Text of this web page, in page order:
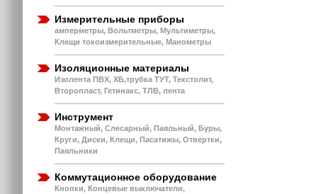
Измерительные приборы
амперметры, Вольтметры, Мультиметры,
Клещи токоизмерительные, Манометры
Изоляционные материалы
Изолента ПВХ, ХБ,трубка ТУТ, Текстолит,
Второпласт, Гетинакс, ТЛВ, лента
Инструмент
Монтажный, Слесарный, Паяльный, Буры,
Круги, Диски, Клещи, Пасатижы, Отвертки,
Паяльники
Коммутационное оборудование
Кнопки, Концевые выключатели,